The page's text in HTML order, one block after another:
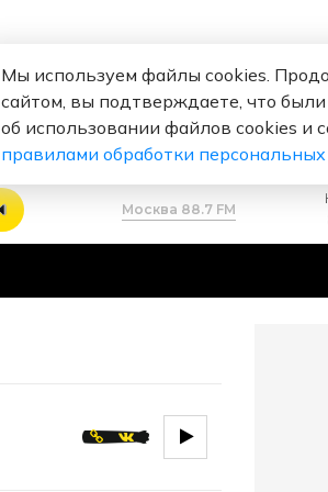
Москва 88.7 FM
Мы используем файлы cookies.
сайтом, вы подтверждаете, что
об использовании файлов cookies и
правилами обработки